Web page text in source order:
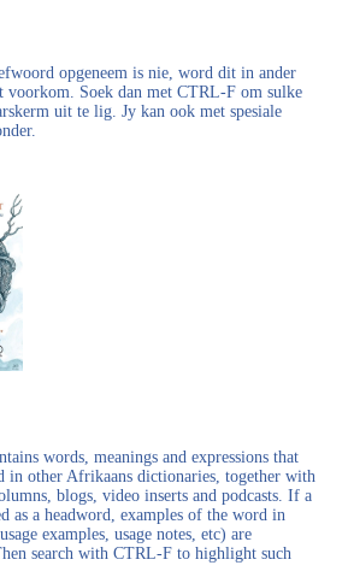
opgeneem is nie, word dit in ander
Soek dan met CTRL-F om sulke
uit te lig. Jy kan ook met spesiale
words, meanings and expressions that
in other Afrikaans dictionaries, together with
blogs, video inserts and podcasts. If a
as a headword, examples of the word in
examples, usage notes, etc) are
search with CTRL-F to highlight such